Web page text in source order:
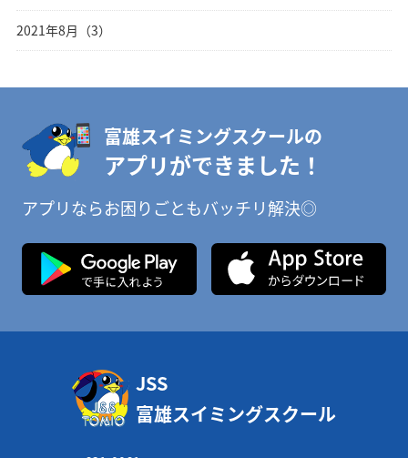
2021年8月（3）
富雄スイミングスクールの
アプリができました！
アプリならお困りごともバッチリ解決◎
JSS
富雄スイミングスクール